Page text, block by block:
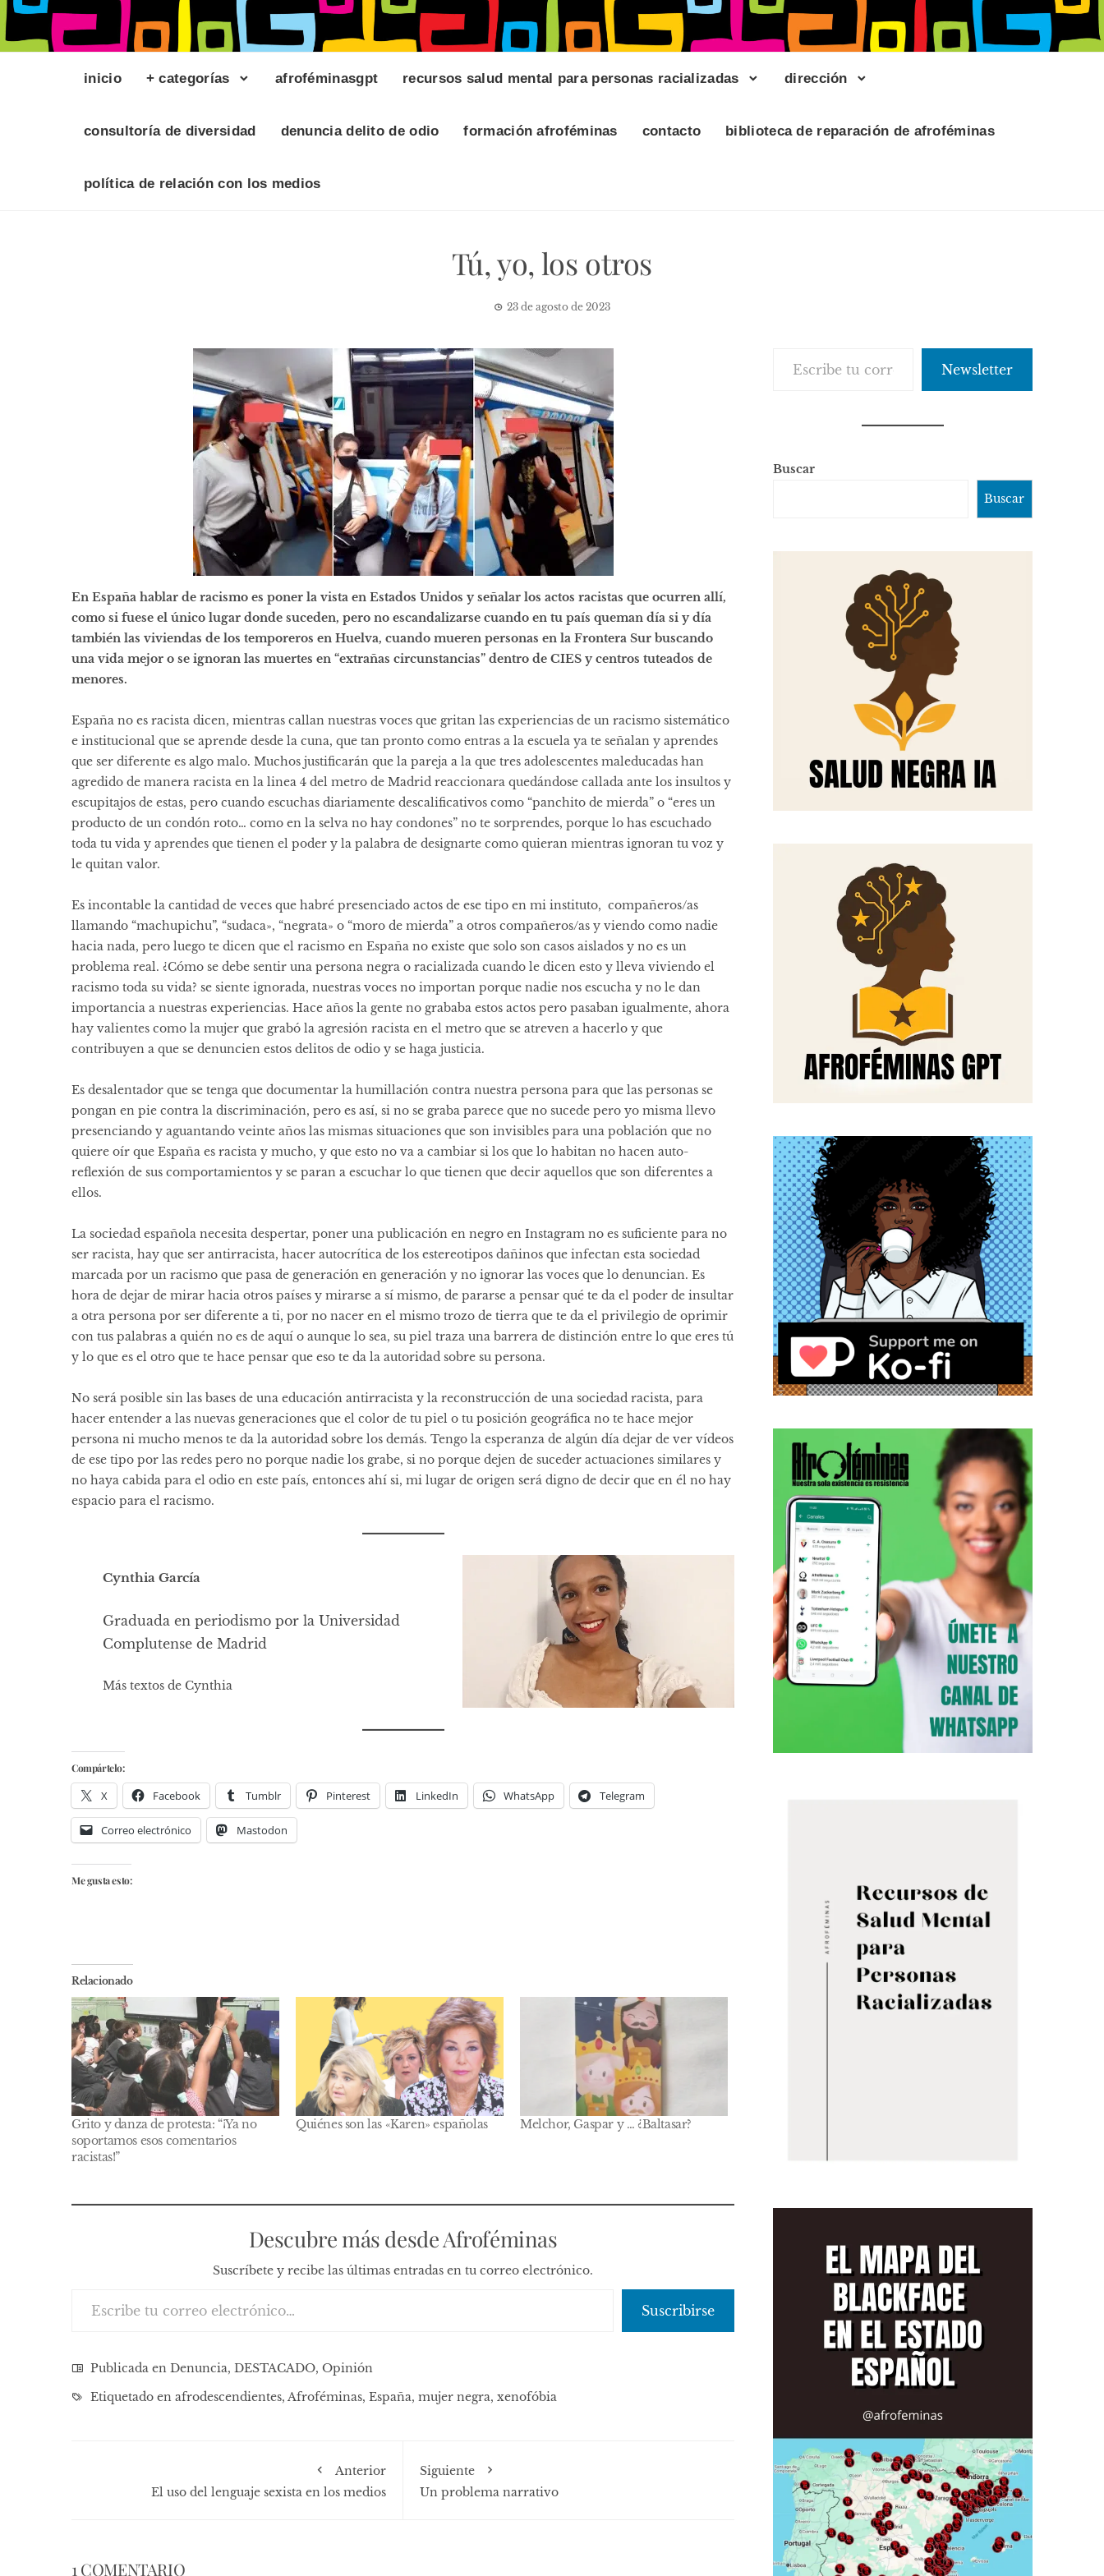
inicio + categorías afroféminasgpt recursos salud mental para personas racializadas dirección
consultoría de diversidad denuncia delito de odio formación afroféminas contacto biblioteca de reparación de afroféminas
política de relación con los medios
Tú, yo, los otros
23 de agosto de 2023
En España hablar de racismo es poner la vista en Estados Unidos y señalar los actos racistas que ocurren allí,
como si fuese el único lugar donde suceden, pero no escandalizarse cuando en tu país queman día si y día
también las viviendas de los temporeros en Huelva, cuando mueren personas en la Frontera Sur buscando
una vida mejor o se ignoran las muertes en “extrañas circunstancias” dentro de CIES y centros tuteados de
menores.
España no es racista dicen, mientras callan nuestras voces que gritan las experiencias de un racismo sistemático
e institucional que se aprende desde la cuna, que tan pronto como entras a la escuela ya te señalan y aprendes
que ser diferente es algo malo. Muchos justificarán que la pareja a la que tres adolescentes maleducadas han
agredido de manera racista en la linea 4 del metro de Madrid reaccionara quedándose callada ante los insultos y
escupitajos de estas, pero cuando escuchas diariamente descalificativos como “panchito de mierda” o “eres un
producto de un condón roto… como en la selva no hay condones” no te sorprendes, porque lo has escuchado
toda tu vida y aprendes que tienen el poder y la palabra de designarte como quieran mientras ignoran tu voz y
le quitan valor.
Es incontable la cantidad de veces que habré presenciado actos de ese tipo en mi instituto, compañeros/as
llamando “machupichu”, “sudaca», “negrata» o “moro de mierda” a otros compañeros/as y viendo como nadie
hacia nada, pero luego te dicen que el racismo en España no existe que solo son casos aislados y no es un
problema real. ¿Cómo se debe sentir una persona negra o racializada cuando le dicen esto y lleva viviendo el
racismo toda su vida? se siente ignorada, nuestras voces no importan porque nadie nos escucha y no le dan
importancia a nuestras experiencias. Hace años la gente no grababa estos actos pero pasaban igualmente, ahora
hay valientes como la mujer que grabó la agresión racista en el metro que se atreven a hacerlo y que
contribuyen a que se denuncien estos delitos de odio y se haga justicia.
Es desalentador que se tenga que documentar la humillación contra nuestra persona para que las personas se
pongan en pie contra la discriminación, pero es así, si no se graba parece que no sucede pero yo misma llevo
presenciando y aguantando veinte años las mismas situaciones que son invisibles para una población que no
quiere oír que España es racista y mucho, y que esto no va a cambiar si los que lo habitan no hacen auto-
reflexión de sus comportamientos y se paran a escuchar lo que tienen que decir aquellos que son diferentes a
ellos.
La sociedad española necesita despertar, poner una publicación en negro en Instagram no es suficiente para no
ser racista, hay que ser antirracista, hacer autocrítica de los estereotipos dañinos que infectan esta sociedad
marcada por un racismo que pasa de generación en generación y no ignorar las voces que lo denuncian. Es
hora de dejar de mirar hacia otros países y mirarse a sí mismo, de pararse a pensar qué te da el poder de insultar
a otra persona por ser diferente a ti, por no nacer en el mismo trozo de tierra que te da el privilegio de oprimir
con tus palabras a quién no es de aquí o aunque lo sea, su piel traza una barrera de distinción entre lo que eres tú
y lo que es el otro que te hace pensar que eso te da la autoridad sobre su persona.
No será posible sin las bases de una educación antirracista y la reconstrucción de una sociedad racista, para
hacer entender a las nuevas generaciones que el color de tu piel o tu posición geográfica no te hace mejor
persona ni mucho menos te da la autoridad sobre los demás. Tengo la esperanza de algún día dejar de ver vídeos
de ese tipo por las redes pero no porque nadie los grabe, si no porque dejen de suceder actuaciones similares y
no haya cabida para el odio en este país, entonces ahí si, mi lugar de origen será digno de decir que en él no hay
espacio para el racismo.
Cynthia García
Graduada en periodismo por la Universidad
Complutense de Madrid
Más textos de Cynthia
Compártelo:
X Facebook Tumblr Pinterest LinkedIn WhatsApp Telegram
Correo electrónico Mastodon
Me gusta esto:
Relacionado
Grito y danza de protesta: “¡Ya no
soportamos esos comentarios
racistas!”
Quiénes son las «Karen» españolas Melchor, Gaspar y … ¿Baltasar?
Descubre más desde Afroféminas
Suscríbete y recibe las últimas entradas en tu correo electrónico.
Suscribirse
Publicada en Denuncia, DESTACADO, Opinión
Etiquetado en afrodescendientes, Afroféminas, España, mujer negra, xenofóbia
Anterior
El uso del lenguaje sexista en los medios
Siguiente
Un problema narrativo
1 COMENTARIO
Newsletter
Buscar
Buscar